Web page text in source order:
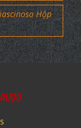
Hộp